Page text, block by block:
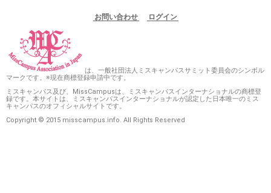
お問い合わせ ログイン
は、一般社団法人ミスキャンパスサミット委員会のシンボル
マークです。※現在商標登録申請中です。
ミスキャンパス及び、MissCampusは、ミスキャンパスインターナショナルの商標登
録です。本サイトは、ミスキャンパスインターナショナルが認定した日本唯一のミス
キャンパスのオフィシャルサイトです。
Copyright © 2015 misscampus.info. All Rights Reserved